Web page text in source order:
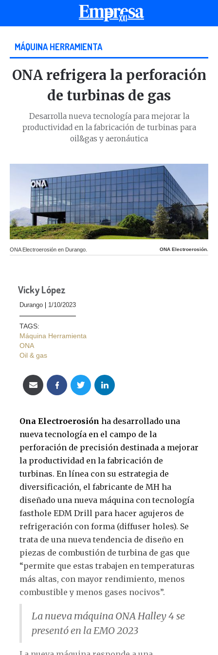
MÁQUINA HERRAMIENTA
ONA refrigera la perforación
de turbinas de gas
Desarrolla nueva tecnología para mejorar la
productividad en la fabricación de turbinas para
oil&gas y aeronáutica
ONA Electroerosión en Durango. ONA Electroerosión.
Vicky López
Durango 1/10/2023
TAGS:
Máquina Herramienta
ONA
Oil & gas
Ona Electroerosión ha desarrollado una
nueva tecnología en el campo de la
perforación de precisión destinada a mejorar
la productividad en la fabricación de
turbinas. En línea con su estrategia de
diversificación, el fabricante de MH ha
diseñado una nueva máquina con tecnología
fasthole EDM Drill para hacer agujeros de
refrigeración con forma (diffuser holes). Se
trata de una nueva tendencia de diseño en
piezas de combustión de turbina de gas que
“permite que estas trabajen en temperaturas
más altas, con mayor rendimiento, menos
combustible y menos gases nocivos”.
La nueva máquina ONA Halley 4 se
presentó en la EMO 2023